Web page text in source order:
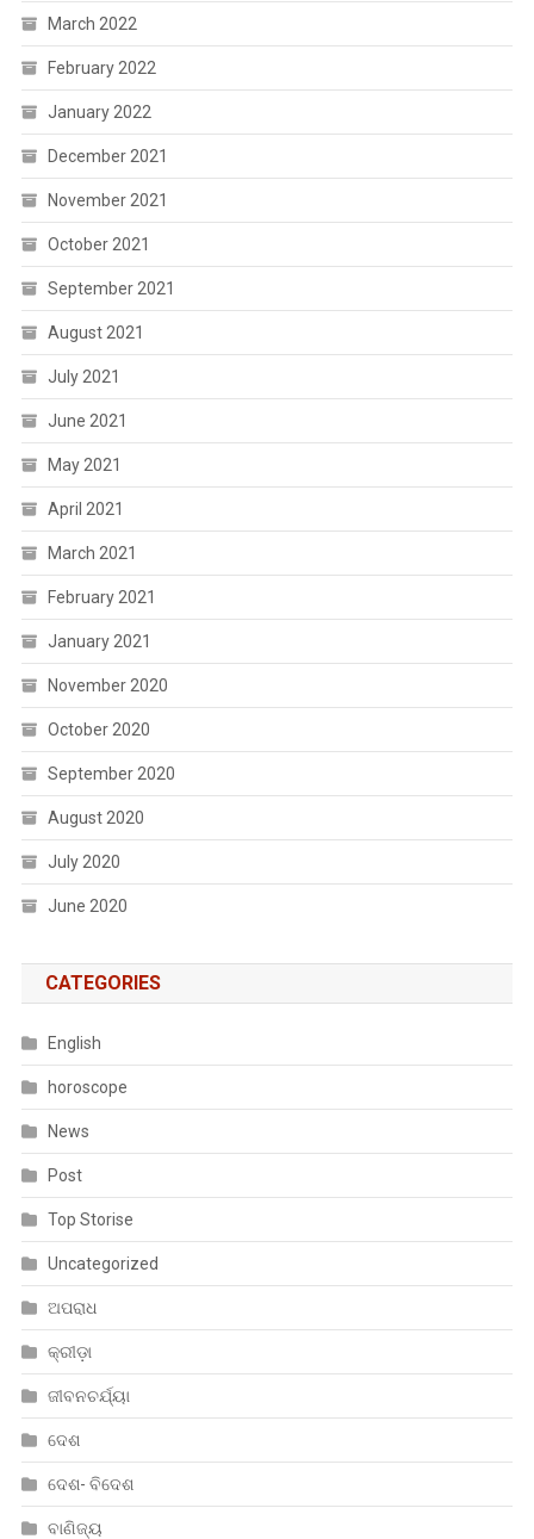
March 2022
February 2022
January 2022
December 2021
November 2021
October 2021
September 2021
August 2021
July 2021
June 2021
May 2021
April 2021
March 2021
February 2021
January 2021
November 2020
October 2020
September 2020
August 2020
July 2020
June 2020
CATEGORIES
English
horoscope
News
Post
Top Storise
Uncategorized
ଅପରାଧ
କ୍ରୀଡ଼ା
ଜୀବନଚର୍ଯ୍ୟା
ଦେଶ
ଦେଶ- ବିଦେଶ
ବାଣିଜ୍ୟ